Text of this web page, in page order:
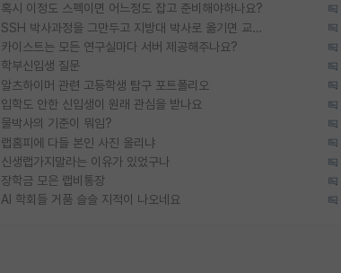
혹시 이정도 스펙이면 어느정도 잡고 준비해야하나요?
SSH 박사과정을 그만두고 지방대 박사로 옮기면 교수의 꿈은 끝일까요?
카이스트는 모든 연구실마다 서버 제공해주나요?
학부신입생 질문
알츠하이머 관련 고등학생 탐구 포트폴리오
입학도 안한 신입생이 원래 관심을 받나요
물박사의 기준이 뭐임?
랩홈피에 다들 본인 사진 올리냐
신생랩가지말라는 이유가 있었구나
장학금 모은 랩비통장
AI 학회들 거품 슬슬 지적이 나오네요